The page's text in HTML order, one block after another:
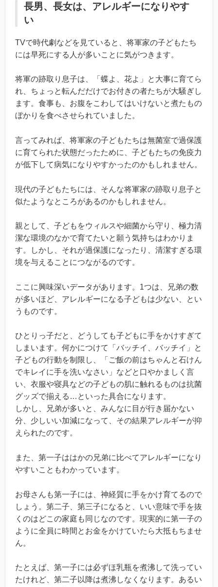
長男、長女は、アレルギーになりやす
い
TVで時代劇などを見ていると、将軍家の子どもたち
には早死にする人が多いことに気がつきます。
将軍の跡取り息子は、「蝶よ、花よ」と大事に育てら
れ、ちょっと転んだだけでお付きの者たちが大騒ぎし
ます。食事も、お腹をこわしてはいけないと煮たもの
ぼかりを食べさせられていました。
言ってみれば、将軍家の子どもたちは無菌室で過保護
に育てられた状態だったために、子どもたちの免疫力
が低下して病気になりやすかったのかもしれません。
現代の子どもたちには、そんな将軍家の跡取り息子と
似たようなところがあるのかもしれません。
親として、子どもをウィルスや細菌から守り、極力清
潔な環境のなかで育てたいと願う気持ちはわかりま
す。しかし、それが過保護になったり、清潔すぎる環
境を与えることにつながるのです。
ここに興味深いデータがあります。1つは、兄弟の数
が多いほど、アレルギーになる子どもは少ない、とい
うものです。
ひとりっ子だと、どうしても子どもに手をかけすぎて
しまいます。何かにつけて「バッチイ、バッチイ」と
子どもの行動を制限し、「ご飯の前はちゃんと石けん
でキレイに手を洗いなさい」などと口やかましく言
い、衣服や寝具などの子どもの肌に触れるものは抗菌
グッズで揃える…といった具合になります。
しかし、兄弟が多いと、みんなに目が行き届かない
分、少しいい加減になって、その結果アレルギーが抑
えられたのです。
また、第一子ははかの兄弟に比べてアレルギーになり
やすいこともわかっています。
お母さんも第一子には、神経質に手をかけ育てるので
しょう。第二子、第三子になると、いい意味で手を抜
くのはどこの家庭も同じなのです。現実的に第一子の
ように全員に時間とお金をかけていたら大抵もちませ
ん。
たとえば、第一子には必ずほ乳瓶を煮沸して洗ってい
たけれど、第二子以降は煮沸しなくなります。あるい